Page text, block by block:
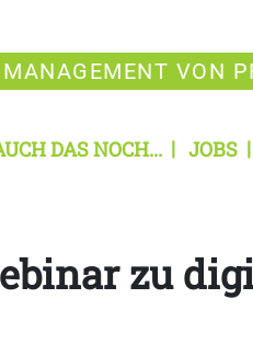
VON
DAS NOCH... JOBS
zu